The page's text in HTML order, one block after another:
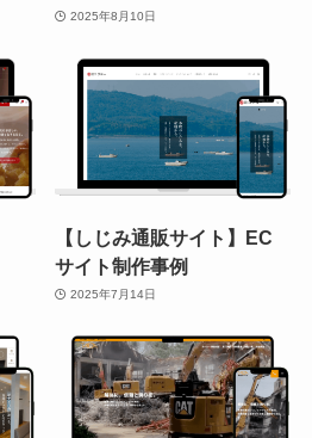
2025年8月10日
【しじみ通販サイト】EC
サイト制作事例
2025年7月14日